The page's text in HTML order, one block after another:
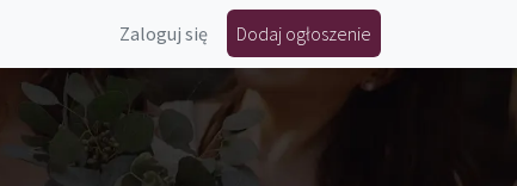
Zaloguj się Dodaj ogłoszenie